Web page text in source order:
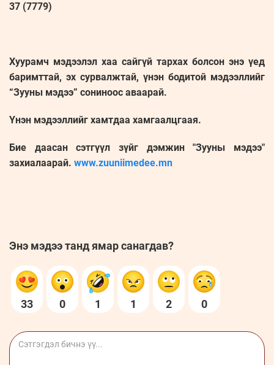
37 (7779)
Хуурамч мэдээлэл хаа сайгүй тархах болсон энэ үед
баримттай, эх сурвалжтай, үнэн бодитой мэдээллийг
“Зууны мэдээ” сониноос аваарай.
Үнэн мэдээллийг хамтдаа хамгаалцгаая.
Бие даасан сэтгүүл зүйг дэмжин "Зууны мэдээ"
захиалаарай. www.zuuniimedee.mn
Энэ мэдээ танд ямар санагдав?
33 0 1 1 2 0